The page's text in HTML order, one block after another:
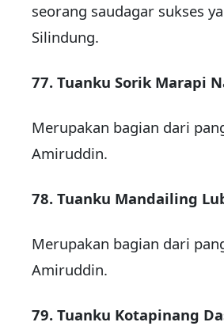
seorang saudagar sukses
Silindung.
77. Tuanku Sorik Marapi
Merupakan bagian dari
Amiruddin.
78. Tuanku Mandailing
Merupakan bagian dari
Amiruddin.
79. Tuanku Kotapinang